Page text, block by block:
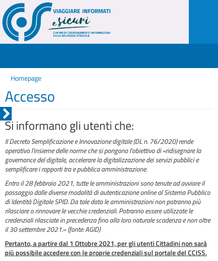
Homepage
Accesso
Si informano gli utenti che:
Il Decreto Semplificazione e Innovazione digitale (DL n. 76/2020) rende
operativo l'insieme delle norme che si pongono l'obiettivo di «ridisegnare la
governance del digitale, accelerare la digitalizzazione dei servizi pubblici e
semplificare i rapporti tra e pubblica amministrazione.
Entro il 28 febbraio 2021, tutte le amministrazioni sono tenute ad avviare il
passaggio dalle diverse modalità di autenticazione online al Sistema Pubblico
di Identità Digitale SPID. Da tale data le amministrazioni non potranno più
rilasciare o rinnovare le vecchie credenziali. Potranno essere utilizzate le
credenziali rilasciate in precedenza fino alla loro naturale scadenza e non oltre
il 30 settembre 2021.» (fonte: AGID)
Pertanto, a partire dal 1 Ottobre 2021, per gli utenti Cittadini non sarà
più possibile accedere con le proprie credenziali sul portale del CCISS.